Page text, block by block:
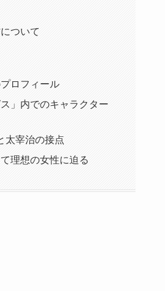
ついて
ロフィール
」内でのキャラクター
太宰治の接点
理想の女性に迫る